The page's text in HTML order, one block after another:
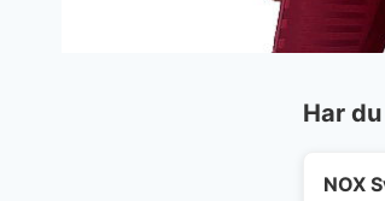
Har
NOX